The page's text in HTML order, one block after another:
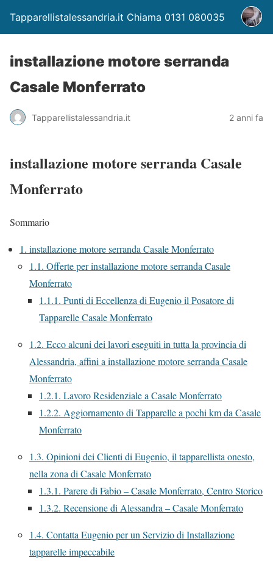
Tapparellistalessandria.it Chiama 0131 080035
installazione motore serranda
Casale Monferrato
Tapparellistalessandria.it 2 anni fa
installazione motore serranda Casale
Monferrato
Sommario
1. installazione motore serranda Casale Monferrato
1.1. Offerte per installazione motore serranda Casale
Monferrato
1.1.1. Punti di Eccellenza di Eugenio il Posatore di
Tapparelle Casale Monferrato
1.2. Ecco alcuni dei lavori eseguiti in tutta la provincia di
Alessandria, affini a installazione motore serranda Casale
Monferrato
1.2.1. Lavoro Residenziale a Casale Monferrato
1.2.2. Aggiornamento di Tapparelle a pochi km da Casale
Monferrato
1.3. Opinioni dei Clienti di Eugenio, il tapparellista onesto,
nella zona di Casale Monferrato
1.3.1. Parere di Fabio – Casale Monferrato, Centro Storico
1.3.2. Recensione di Alessandra – Casale Monferrato
1.4. Contatta Eugenio per un Servizio di Installazione
tapparelle impeccabile